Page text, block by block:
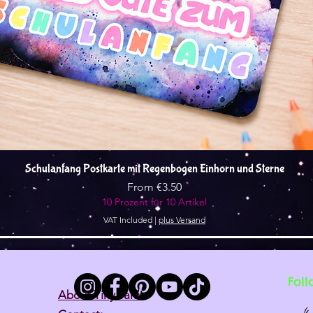
Quick View
Schulanfang Postkarte mit Regenbogen Einhorn und Sterne
From €3.50
Sale Price
10 Prozent für 10 Artikel
VAT Included | plus Versand
About Tiny Tami